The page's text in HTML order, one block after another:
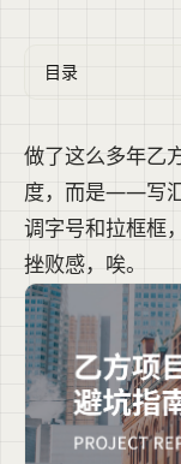
目录
做了这么多年乙
度，而是——写
调字号和拉框框
挫败感，唉。